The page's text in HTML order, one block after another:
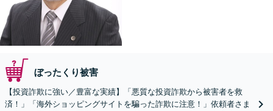
ぼったくり被害
【投資詐欺に強い／豊富な実績】「悪質な投資詐欺から被害者を救
済！」「海外ショッピングサイトを騙った詐欺に注意！」依頼者さま